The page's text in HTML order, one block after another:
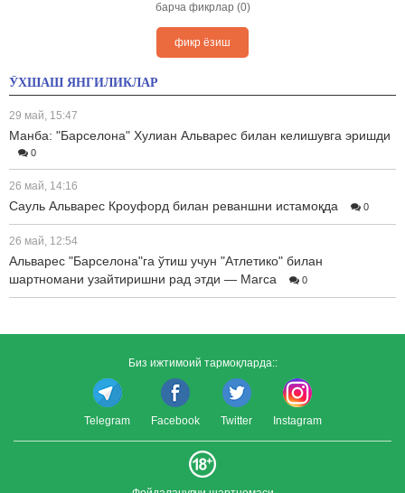
барча фикрлар (0)
фикр ёзиш
ЎХШАШ ЯНГИЛИКЛАР
29 май, 15:47
Манба: "Барселона" Хулиан Альварес билан келишувга эришди
0
26 май, 14:16
Сауль Альварес Кроуфорд билан реваншни истамоқда 0
26 май, 12:54
Альварес "Барселона"га ўтиш учун "Атлетико" билан
шартномани узайтиришни рад этди — Marca
0
Биз ижтимоий тармоқларда::
Telegram Facebook Twitter Instagram